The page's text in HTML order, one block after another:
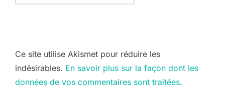
Ce site utilise Akismet pour réduire les
indésirables. En savoir plus sur la façon dont les
données de vos commentaires sont traitées.